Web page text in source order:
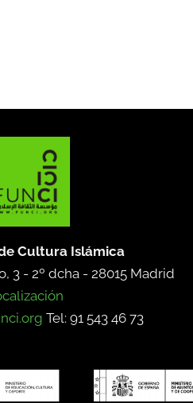
Cultura Islámica
3 - 2º dcha - 28015 Madrid
Tel: 91 543 46 73